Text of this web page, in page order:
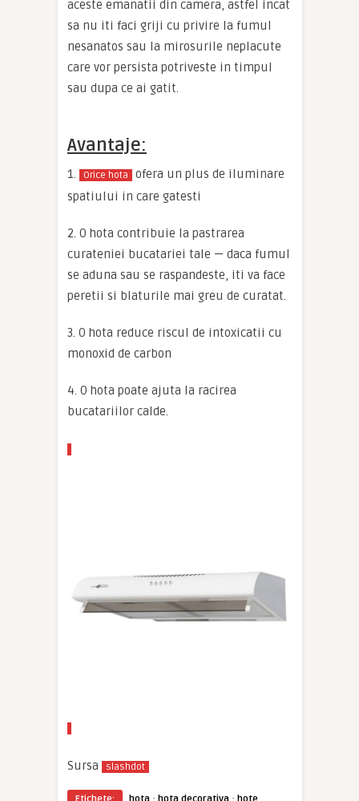
aceste emanatii din camera, astfel incat
sa nu iti faci griji cu privire la fumul
nesanatos sau la mirosurile neplacute
care vor persista potriveste in timpul
sau dupa ce ai gatit.
Avantaje:
1. Orice hota
ofera un plus de iluminare
spatiului in care gatesti
2. O hota contribuie la pastrarea
curateniei bucatariei tale — daca fumul
se aduna sau se raspandeste, iti va face
peretii si blaturile mai greu de curatat.
3. O hota reduce riscul de intoxicatii cu
monoxid de carbon
4. O hota poate ajuta la racirea
bucatariilor calde.
Sursa slashdot
· ·